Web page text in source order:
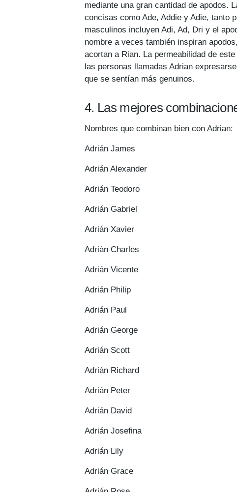
mediante una gran cantidad de apodos.
concisas como Ade, Addie y Adie, tanto
masculinos incluyen Adi, Ad, Dri y el
nombre a veces también inspiran
acortan a Rian. La permeabilidad de
las personas llamadas Adrian
que se sentían más genuinos.
4. Las mejores
Nombres que combinan bien con Adrian:
Adrián James
Adrián Alexander
Adrián Teodoro
Adrián Gabriel
Adrián Xavier
Adrián Charles
Adrián Vicente
Adrián Philip
Adrián Paul
Adrián George
Adrián Scott
Adrián Richard
Adrián Peter
Adrián David
Adrián Josefina
Adrián Lily
Adrián Grace